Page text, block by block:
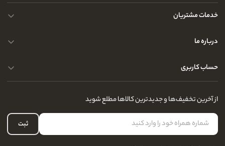
خدمات مشتریان
محصولات چرم
حریم خصوصی کاربران
درباره ما
تماس با ما
سوالات متداول
درباره ما
پرسش و پاسخ های متداول
مجله و بلاگ
حساب کاربری
لیست علاقه‌مندی
حساب کاربری
از آخرین تخفیف‌ها و جدیدترین کالاها مطلع شوید
ثبت